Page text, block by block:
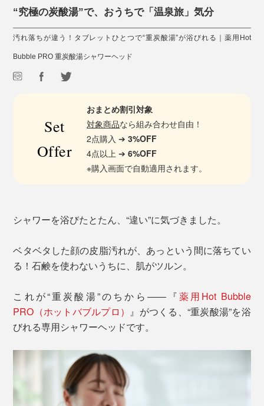
“究極の炭酸湯”で、おうちで「温泉旅」気分
汚れ落ちが違う！タブレットひとつで“重炭酸湯”が浴びれる｜薬用Hot
Bubble PRO 重炭酸湯シャワーヘッド
Set
Offer
おまとめ割引対象
対象商品なら組み合わせ自由！
2点購入 ➔3%OFF
4点以上 ➔6%OFF
※購入画面で自動適用されます。
シャワーを浴びたとたん、“違い”に気づきました。
ベタベタした顔の皮脂汚れが、あっという間に落ちてい
る！石鹸を使わないうちに、肌がツルン。
これが“重炭酸湯”のちから――『薬用Hot Bubble
PRO（ホットバブルプロ）
』がつくる、“重炭酸湯”を浴
びれる専用シャワーヘッドです。